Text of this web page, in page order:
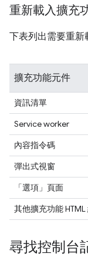
重新載入擴充
下表列出需要重新
擴充功能元件
資訊清單
Service worker
內容指令碼
彈出式視窗
「選項」頁面
其他擴充功能 HTML
尋找控制台